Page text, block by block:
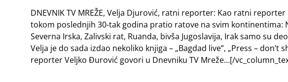
DNEVNIK TV MREŽE, Velja Djurović, ratni reporter: Kao ratni
tokom poslednjih 30-tak godina pratio ratove na svim kontinentima:
Severna Irska, Zalivski rat, Ruanda, bivša Jugoslavija, Irak samo su
Velja je do sada izdao nekoliko knjiga – „Bagdad live”, „Press –
reporter Veljko Đurović govori u Dnevniku TV Mreže…[/